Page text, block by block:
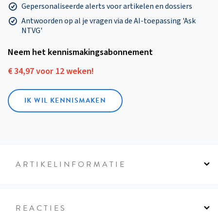
Gepersonaliseerde alerts voor artikelen en dossiers
Antwoorden op al je vragen via de AI-toepassing 'Ask
NTVG'
Neem het kennismakings­abonnement
€ 34,97 voor 12 weken!
IK WIL KENNISMAKEN
ARTIKELINFORMATIE
REACTIES